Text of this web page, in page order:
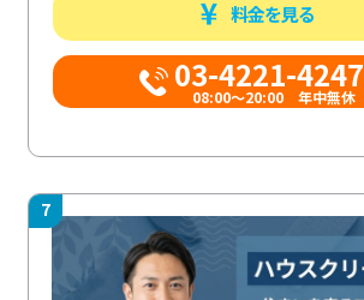
料金を見る
03-4221-4247
08:00～20:00 年中無休
7